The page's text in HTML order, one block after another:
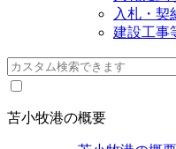
入札・契
建設工事
苫小牧港の概要